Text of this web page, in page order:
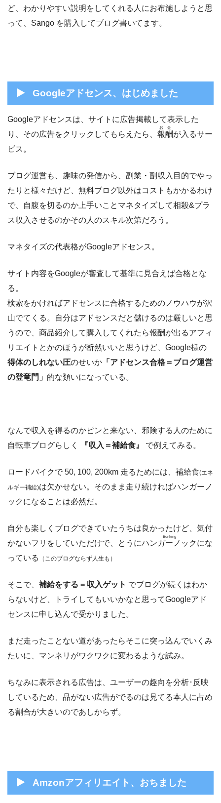
ど、わかりやすい説明をしてくれる人にお布施しようと思
って、Sango を購入してブログ書いてます。
Googleアドセンス、はじめました
Googleアドセンスは、サイトに広告掲載して表示した
り、その広告をクリックしてもらえたら、 報酬
お金
が入るサー
ビス。
ブログ運営も、趣味の発信から、副業・副収入目的でやっ
たりと様々だけど、無料ブログ以外はコストもかかるわけ
で、自腹を切るのか上手いことマネタイズして相殺&プラ
ス収入させるのかその人のスキル次第だろう。
マネタイズの代表格がGoogleアドセンス。
サイト内容をGoogleが審査して基準に見合えば合格とな
る。
検索をかければアドセンスに合格するためのノウハウが沢
山でてくる。自分はアドセンスだと儲けるのは厳しいと思
うので、商品紹介して購入してくれたら報酬が出るアフィ
リエイトとかのほうが断然いいと思うけど、Google様の
得体のしれない圧のせいか 「アドセンス合格＝ブログ運営
の登竜門」 的な類いになっている。
なんで収入を得るのかピンと来ない、邪険する人のために
自転車ブログらしく
『収入＝補給食』 で例えてみる。
ロードバイクで 50, 100, 200km 走るためには、補給食(エネ
ルギー補給)は欠かせない。そのまま走り続ければハンガーノ
ックになることは必然だ。
自分も楽しくブログできていたうちは良かったけど、気付
かないフリをしていただけで、とうにハンガーノック
Bonking
にな
っている
（このブログならず人生も）
そこで、 補給をする = 収入ゲット でブログが続くはわか
らないけど、トライしてもいいかなと思ってGoogleアド
センスに申し込んで受かりました。
まだ走ったことない道があったらそこに突っ込んでいくみ
たいに、マンネリがワクワクに変わるような試み。
ちなみに表示される広告は、ユーザーの趣向を分析･反映
しているため、品がない広告がでるのは見てる本人に占め
る割合が大きいのであしからず。
Amzonアフィリエイト、おちました